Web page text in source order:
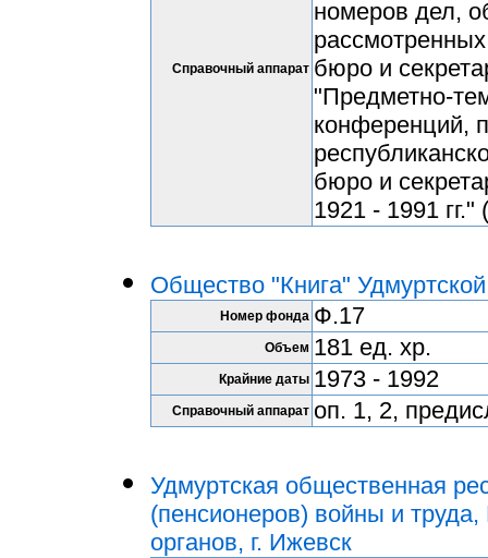
Справочный аппарат
номеров дел,
бюро и
"Предметно-
конференций,
бюро и
1921 - 1991 гг."
Общество "Книга"
Номер фонда Ф.17
Объем 181 ед. хр.
Крайние даты 1973 - 1992
Справочный аппарат оп. 1, 2,
Удмуртская общественная
(пенсионеров) войны и
органов, г. Ижевск